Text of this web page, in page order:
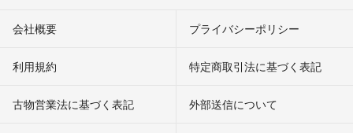
会社概要 プライバシーポリシー
利用規約 特定商取引法に基づく表記
古物営業法に基づく表記 外部送信について